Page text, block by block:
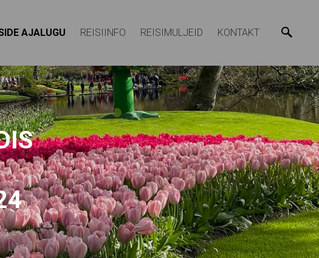
AJALUGU REISIINFO REISIMULJEID KONTAKT
4